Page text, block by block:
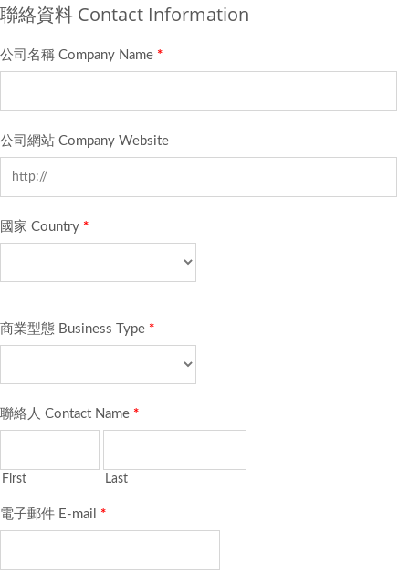
聯絡資料 Contact Information
公司名稱 Company Name *
公司網站 Company Website
國家 Country *
商業型態 Business Type *
聯絡人 Contact Name *
First Last
電子郵件 E-mail *